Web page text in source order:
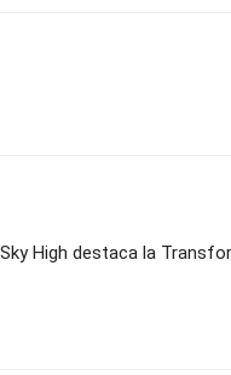
Sky High destaca la